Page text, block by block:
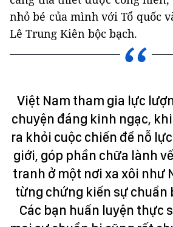
nhỏ bé của mình với Tổ quốc
Lê Trung Kiên bộc bạch.
Việt Nam tham gia lực
chuyện đáng kinh ngạc,
ra khỏi cuộc chiến để nỗ
giới, góp phần chữa lành
tranh ở một nơi xa xôi như
từng chứng kiến sự chuẩn
Các bạn huấn luyện thực